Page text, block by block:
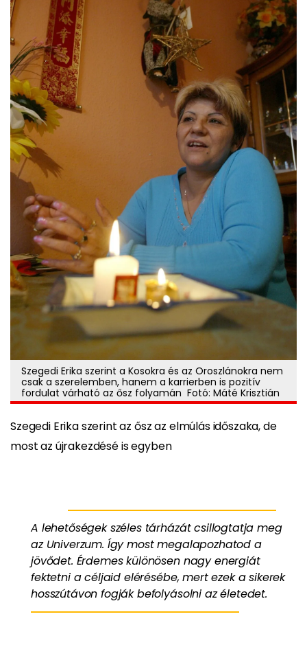
Szegedi Erika szerint a Kosokra és az Oroszlánokra nem
csak a szerelemben, hanem a karrierben is pozitív
fordulat várható az ősz folyamán Fotó: Máté Krisztián
Szegedi Erika szerint az ősz az elmúlás időszaka, de
most az újrakezdésé is egyben
A lehetőségek széles tárházát csillogtatja meg
az Univerzum. Így most megalapozhatod a
jövődet. Érdemes különösen nagy energiát
fektetni a céljaid elérésébe, mert ezek a sikerek
hosszútávon fogják befolyásolni az életedet.